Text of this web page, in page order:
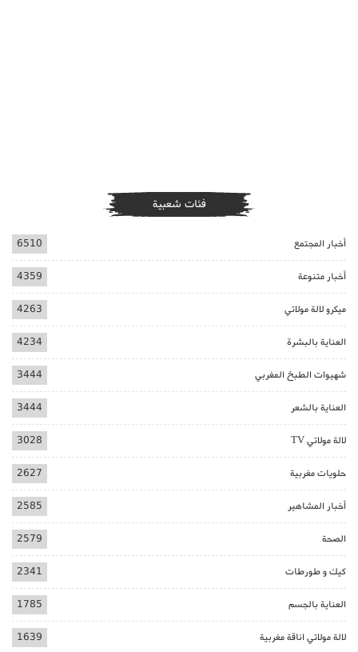
فئات شعبية
أخبار المجتمع 6510
أخبار متنوعة 4359
ميكرو لالة مولاتي 4263
العناية بالبشرة 4234
شهيوات الطبخ المغربي 3444
العناية بالشعر 3444
لالة مولاتي TV 3028
حلويات مغربية 2627
أخبار المشاهير 2585
الصحة 2579
كيك و طورطات 2341
العناية بالجسم 1785
لالة مولاتي اناقة مغربية 1639